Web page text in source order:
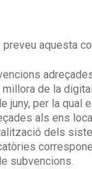
aquesta
millora de la
per la qual
als ens
dels
subvencions.